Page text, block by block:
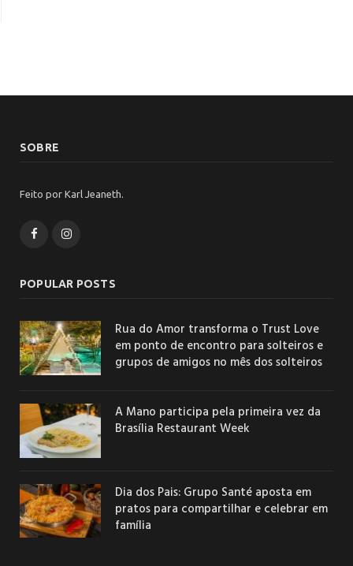
SOBRE
Feito por Karl Jeaneth.
FacebookInstagram
POPULAR POSTS
Rua do Amor transforma o Trust Love
em ponto de encontro para solteiros e
grupos de amigos no mês dos solteiros
A Mano participa pela primeira vez da
Brasília Restaurant Week
Dia dos Pais: Grupo Santé aposta em
pratos para compartilhar e celebrar em
família